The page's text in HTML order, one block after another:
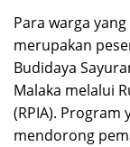
Para warga
merupakan
Budidaya
Malaka melalui
(RPIA). Program
mendorong